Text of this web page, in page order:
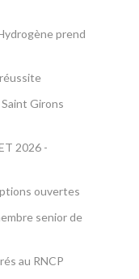
prend
Girons
2026 -
ouvertes
senior de
au RNCP